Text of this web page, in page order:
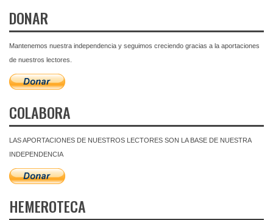
DONAR
Mantenemos nuestra independencia y seguimos creciendo gracias a la aportaciones
de nuestros lectores.
COLABORA
LAS APORTACIONES DE NUESTROS LECTORES SON LA BASE DE NUESTRA
INDEPENDENCIA
HEMEROTECA